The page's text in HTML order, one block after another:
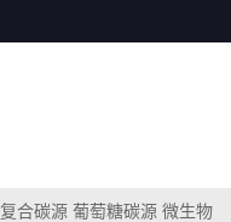
复合碳源 葡萄糖碳源 微生物